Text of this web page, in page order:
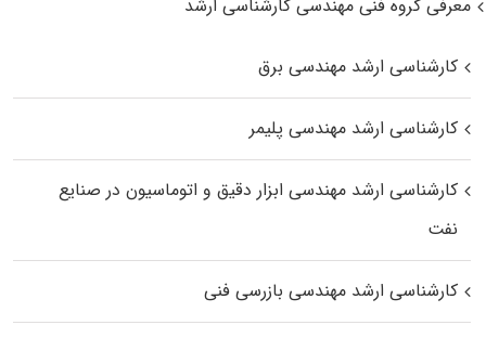
معرفی گروه فنی مهندسی کارشناسی ارشد
کارشناسی ارشد مهندسی برق
کارشناسی ارشد مهندسی پلیمر
کارشناسی ارشد مهندسی ابزار دقیق و اتوماسیون در صنایع
نفت
کارشناسی ارشد مهندسی بازرسی فنی